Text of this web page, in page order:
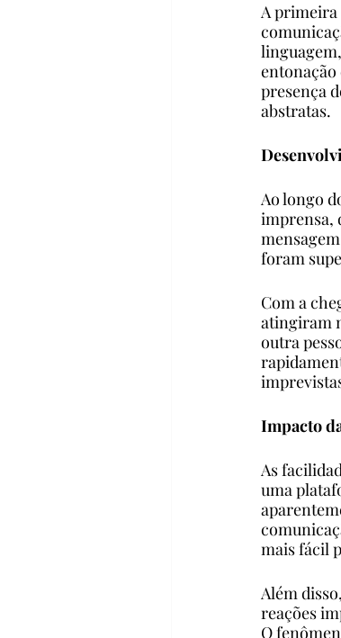
A primeira
presença
abstratas.
Ao longo
imprensa,
foram
Com a
atingiram
outra
Impacto
As
uma
mais fácil
Além
reações
O